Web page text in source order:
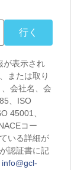
が表示され
または取り
会社名、会
、ISO
45001、
コー
いる詳細が
認証書に記
info@gcl-